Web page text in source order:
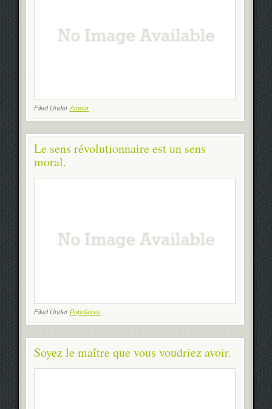
Filed Under Amour
Le sens révolutionnaire est un sens
moral.
Filed Under Populaires
Soyez le maître que vous voudriez avoir.